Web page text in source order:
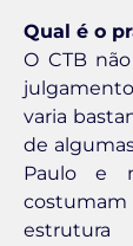
Qual é o
O CTB
varia
de
Paulo e